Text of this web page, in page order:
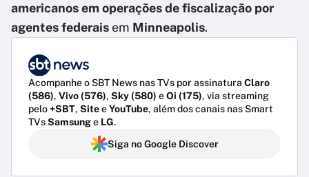
americanos em operações de fiscalização por
agentes federais em Minneapolis.
Acompanhe o SBT News nas TVs por assinatura Claro
(586), Vivo (576), Sky (580) eOi (175), via streaming
pelo+SBT, SiteeYouTube, além dos canais nas Smart
TVsSamsunge LG.
Siga no Google Discover